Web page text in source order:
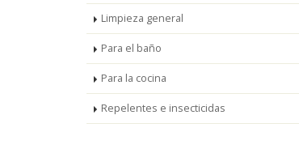
Limpieza general
Para el baño
Para la cocina
Repelentes e insecticidas